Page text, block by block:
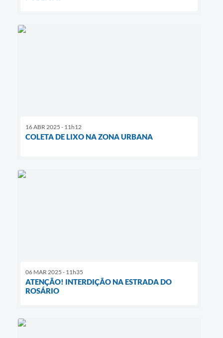
16 ABR 2025 - 11h12
COLETA DE LIXO NA ZONA URBANA
06 MAR 2025 - 11h35
ATENÇÃO! INTERDIÇÃO NA ESTRADA DO
ROSÁRIO